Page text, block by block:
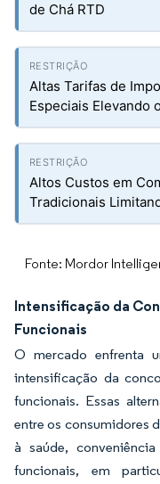
de Chá RTD
Altas Tarifas de
Especiais Elevando
Altos Custos em
Tradicionais
Fonte: Mordor
Intensificação da
Funcionais
O mercado enfrenta
intensificação da
funcionais. Essas
entre os consumidores
à saúde,
funcionais, em